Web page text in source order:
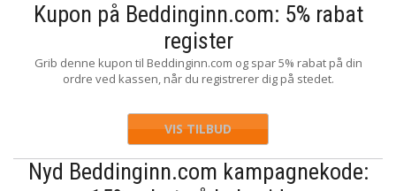
Kupon på Beddinginn.com: 5% rabat
register
Grib denne kupon til Beddinginn.com og spar 5% rabat på din
ordre ved kassen, når du registrerer dig på stedet.
VIS TILBUD
Nyd Beddinginn.com kampagnekode: